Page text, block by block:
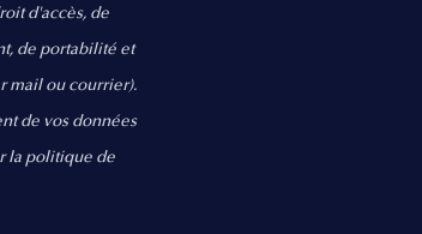
d'accès, de
de portabilité et
mail ou courrier).
de vos données
la politique de